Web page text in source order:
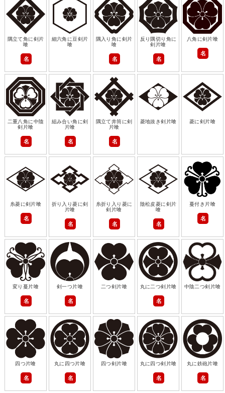
隅立て角に剣片
喰
名
細六角に豆剣片
喰
隅入り角に剣片
喰
名
反り隅切り角に
剣片喰
名
八角に剣片喰
名
二重八角に中陰
剣片喰
名
組み合い角に剣
片喰
名
隅立て井筒に剣
片喰
名
菱地抜き剣片喰 菱に剣片喰
糸菱に剣片喰
名
折り入り菱に剣
片喰
名
糸折り入り菱に
剣片喰
名
陰松皮菱に剣片
喰
名
蔓付き片喰
名
変り蔓片喰
名
剣一つ片喰
名
二つ剣片喰 丸に二つ剣片喰
名
中陰二つ剣片喰
四つ片喰
名
丸に四つ片喰
名
四つ剣片喰 丸に四つ剣片喰
名
丸に鉄砲片喰
名